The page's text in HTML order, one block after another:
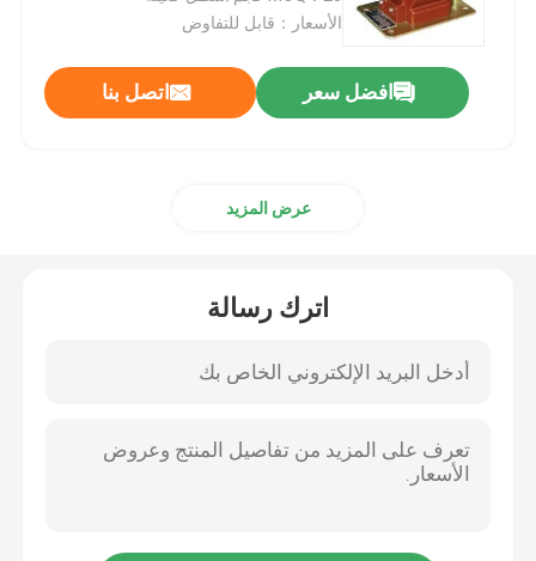
الأسعار：قابل للتفاوض
افضل سعر اتصل بنا
عرض المزيد
اترك رسالة